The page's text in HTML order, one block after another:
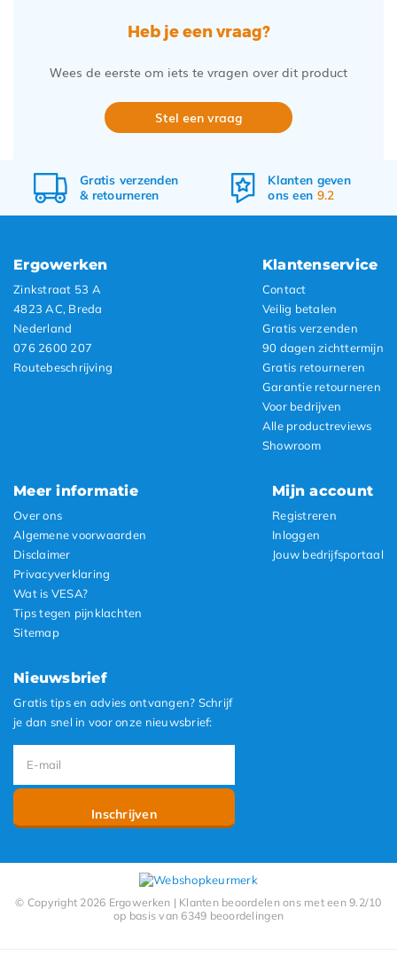
Heb je een vraag?
Wees de eerste om iets te vragen over dit product
Stel een vraag
Klanten geven
ons een9.2
Voor 17.00 uur besteld,
morgen in huis
Ergowerken
Zinkstraat 53 A
4823 AC, Breda
Nederland
076 2600 207
Routebeschrijving
Klantenservice
Contact
Veilig betalen
Gratis verzenden
90 dagen zichttermijn
Gratis retourneren
Garantie retourneren
Voor bedrijven
Alle productreviews
Showroom
Meer informatie
Over ons
Algemene voorwaarden
Disclaimer
Privacyverklaring
Wat is VESA?
Tips tegen pijnklachten
Sitemap
Mijn account
Registreren
Inloggen
Jouw bedrijfsportaal
Nieuwsbrief
Gratis tips en advies ontvangen? Schrijf
je dan snel in voor onze nieuwsbrief:
Inschrijven
© Copyright 2026 Ergowerken | Klanten beoordelen ons met een 9.2/10
op basis van 6349 beoordelingen